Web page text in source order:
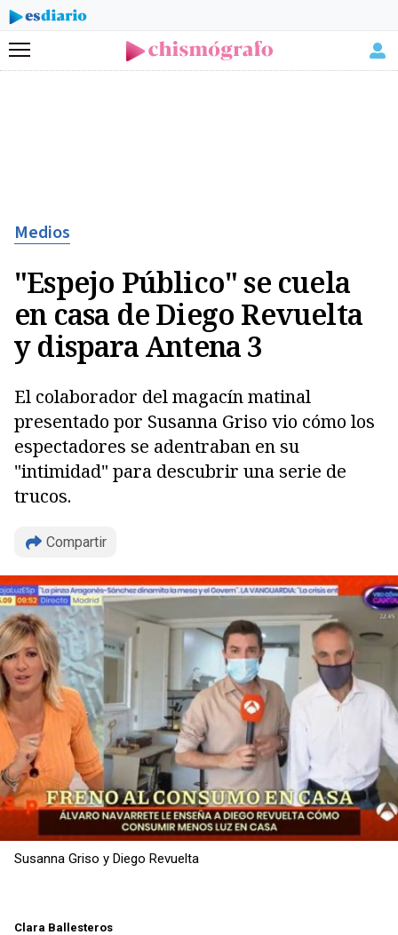
Menú
Medios
"Espejo Público" se cuela
en casa de Diego Revuelta
y dispara Antena 3
El colaborador del magacín matinal
presentado por Susanna Griso vio cómo los
espectadores se adentraban en su
"intimidad" para descubrir una serie de
trucos.
Compartir
Copiar
Susanna Griso y Diego Revuelta
Clara Ballesteros